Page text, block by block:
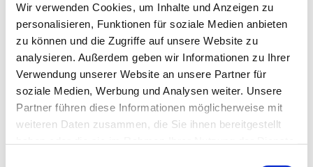
Wir verwenden Cookies, um Inhalte und Anzeigen zu
personalisieren, Funktionen für soziale Medien anbieten
zu können und die Zugriffe auf unsere Website zu
analysieren. Außerdem geben wir Informationen zu Ihrer
Verwendung unserer Website an unsere Partner für
soziale Medien, Werbung und Analysen weiter. Unsere
Partner führen diese Informationen möglicherweise mit
weiteren Daten zusammen, die Sie ihnen bereitgestellt